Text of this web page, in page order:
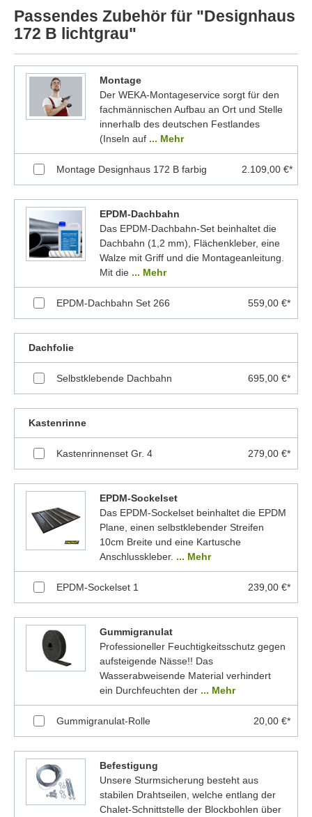
Passendes Zubehör für "Designhaus
172 B lichtgrau"
Montage
Der WEKA-Montageservice sorgt für den
fachmännischen Aufbau an Ort und Stelle
innerhalb des deutschen Festlandes
(Inseln auf ... Mehr
Montage Designhaus 172 B farbig 2.109,00 €*
EPDM-Dachbahn
Das EPDM-Dachbahn-Set beinhaltet die
Dachbahn (1,2 mm), Flächenkleber, eine
Walze mit Griff und die Montageanleitung.
Mit die ... Mehr
EPDM-Dachbahn Set 266 559,00 €*
Dachfolie
Selbstklebende Dachbahn 695,00 €*
Kastenrinne
Kastenrinnenset Gr. 4 279,00 €*
EPDM-Sockelset
Das EPDM-Sockelset beinhaltet die EPDM
Plane, einen selbstklebender Streifen
10cm Breite und eine Kartusche
Anschlusskleber. ... Mehr
EPDM-Sockelset 1 239,00 €*
Gummigranulat
Professioneller Feuchtigkeitsschutz gegen
aufsteigende Nässe!! Das
Wasserabweisende Material verhindert
ein Durchfeuchten der ... Mehr
Gummigranulat-Rolle 20,00 €*
Befestigung
Unsere Sturmsicherung besteht aus
stabilen Drahtseilen, welche entlang der
Chalet-Schnittstelle der Blockbohlen über